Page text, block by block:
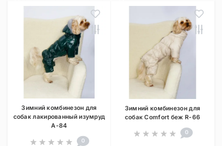
Зимний комбинезон для
собак лакированный изумруд
A-84
0
Зимний комбинезон для
собак Comfort беж R-66
0